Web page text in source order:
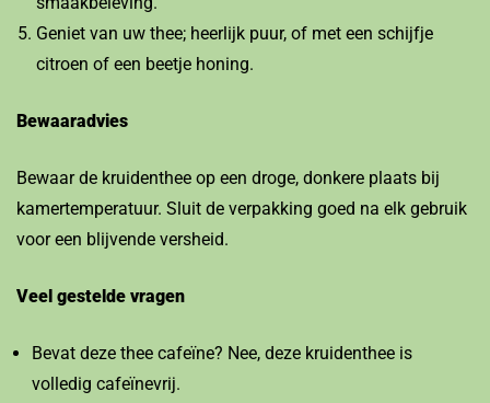
Geniet van uw thee; heerlijk puur, of met een schijfje
citroen of een beetje honing.
Bewaaradvies
Bewaar de kruidenthee op een droge, donkere plaats bij
kamertemperatuur. Sluit de verpakking goed na elk gebruik
voor een blijvende versheid.
Veel gestelde vragen
Bevat deze thee cafeïne? Nee, deze kruidenthee is
volledig cafeïnevrij.